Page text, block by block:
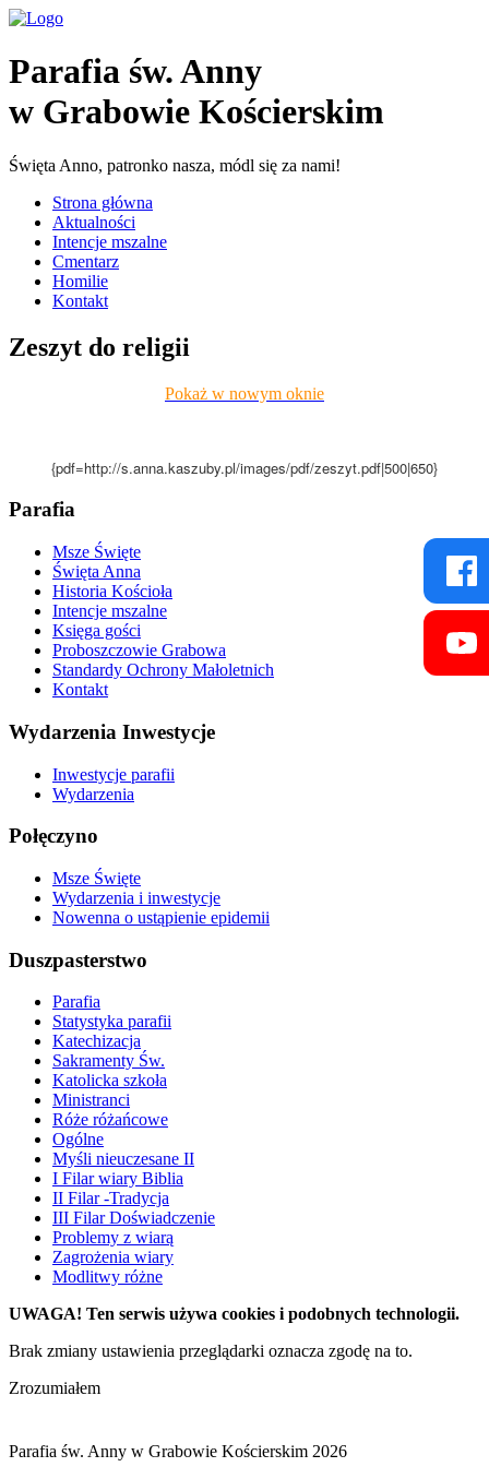
Parafia św. Anny
w Grabowie Kościerskim
Święta Anno, patronko nasza, módl się za nami!
Strona główna
Aktualności
Intencje mszalne
Cmentarz
Homilie
Kontakt
Zeszyt do religii
Pokaż w nowym oknie
{pdf=http://s.anna.kaszuby.pl/images/pdf/zeszyt.pdf|500|650}
Parafia
Msze Święte
Święta Anna
Historia Kościoła
Intencje mszalne
Księga gości
Proboszczowie Grabowa
Standardy Ochrony Małoletnich
Kontakt
Wydarzenia Inwestycje
Inwestycje parafii
Wydarzenia
Połęczyno
Msze Święte
Wydarzenia i inwestycje
Nowenna o ustąpienie epidemii
Duszpasterstwo
Parafia
Statystyka parafii
Katechizacja
Sakramenty Św.
Katolicka szkoła
Ministranci
Róże różańcowe
Ogólne
Myśli nieuczesane II
I Filar wiary Biblia
II Filar -Tradycja
III Filar Doświadczenie
Problemy z wiarą
Zagrożenia wiary
Modlitwy różne
UWAGA! Ten serwis używa cookies i podobnych technologii.
Brak zmiany ustawienia przeglądarki oznacza zgodę na to.
Zrozumiałem
Parafia św. Anny w Grabowie Kościerskim 2026